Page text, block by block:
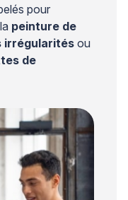
pour
peinture de
irrégularités ou
de